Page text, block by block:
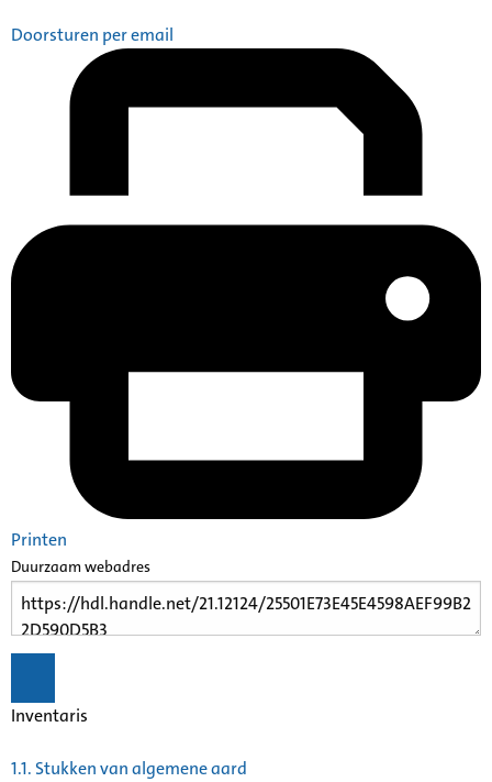
Doorsturen per email
Printen
Duurzaam webadres
Inventaris
1.1. Stukken van algemene aard